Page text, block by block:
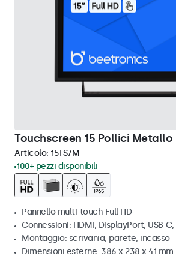
Touchscreen 15 Pollici Metallo
Articolo: 15TS7M
100+ pezzi disponibili
Pannello multi-touch Full HD
Connessioni: HDMI, DisplayPort, USB-C,
Montaggio: scrivania, parete, incasso
Dimensioni esterne: 386 x 238 x 41 mm